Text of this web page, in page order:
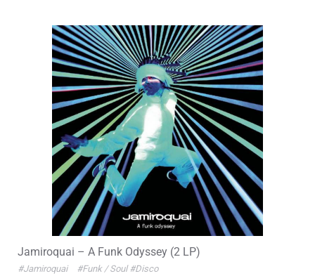
Jamiroquai – A Funk Odyssey (2 LP)
#Jamiroquai #Funk / Soul #Disco